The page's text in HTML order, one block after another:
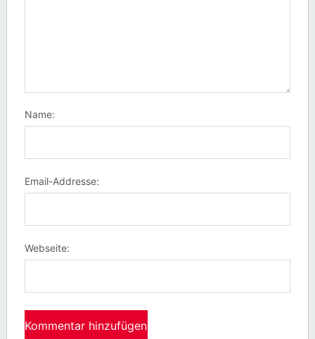
Name:
Email-Addresse:
Webseite: